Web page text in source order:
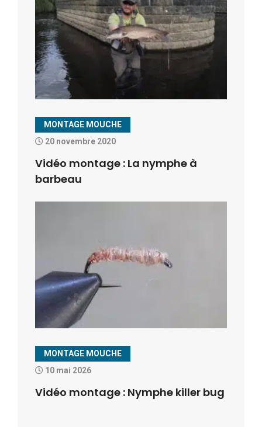
MONTAGE MOUCHE
20 novembre 2020
Vidéo montage : La nymphe à
barbeau
MONTAGE MOUCHE
10 mai 2026
Vidéo montage : Nymphe killer bug